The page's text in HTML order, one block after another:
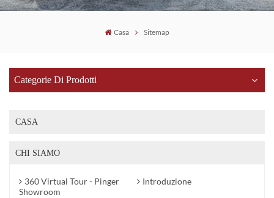
Casa Sitemap
Categorie Di Prodotti
CASA
CHI SIAMO
360 Virtual Tour - Pinger
Showroom
Introduzione